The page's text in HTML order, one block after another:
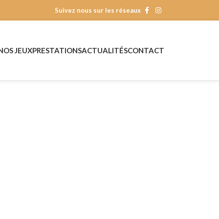
Suivez nous sur les réseaux
JEUXPRESTATIONSACTUALITÉSCONTACT